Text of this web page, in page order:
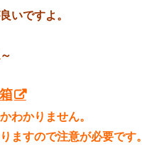
ですよ。
わかりません。
ますので注意が必要です。